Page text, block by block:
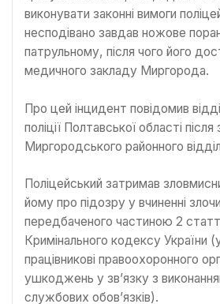
виконувати законні вимоги
несподівано завдав ножове
патрульному, після чого його
медичного закладу Миргорода.
Про цей інцидент повідомив
поліції Полтавської області
Миргородського районного
Поліцейський затримав
йому про підозру у вчиненні
передбаченого частиною 2
Кримінального кодексу України
працівникові правоохоронного
ушкоджень у зв’язку з
службових обов’язків).